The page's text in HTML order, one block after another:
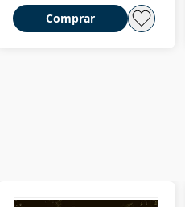
Comprar